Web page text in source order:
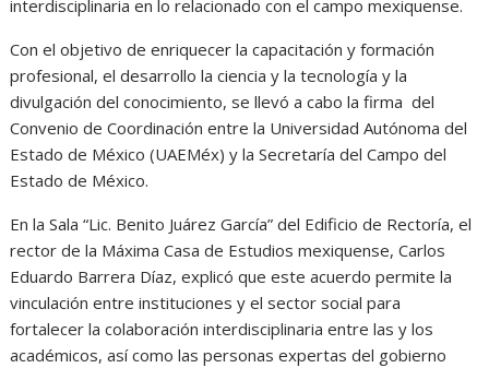
interdisciplinaria en lo relacionado con el campo mexiquense.
Con el objetivo de enriquecer la capacitación y formación
profesional, el desarrollo la ciencia y la tecnología y la
divulgación del conocimiento, se llevó a cabo la firma del
Convenio de Coordinación entre la Universidad Autónoma del
Estado de México (UAEMéx) y la Secretaría del Campo del
Estado de México.
En la Sala “Lic. Benito Juárez García” del Edificio de Rectoría, el
rector de la Máxima Casa de Estudios mexiquense, Carlos
Eduardo Barrera Díaz, explicó que este acuerdo permite la
vinculación entre instituciones y el sector social para
fortalecer la colaboración interdisciplinaria entre las y los
académicos, así como las personas expertas del gobierno